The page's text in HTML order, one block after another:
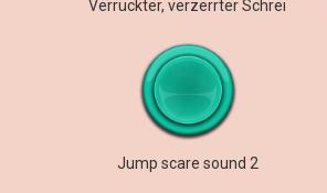
Verrückter, verzerrter Schrei
Jump scare sound 2